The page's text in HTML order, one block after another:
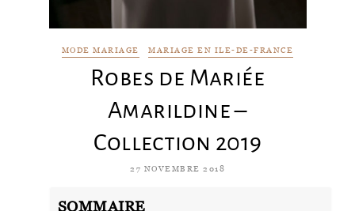
MODE MARIAGE MARIAGE EN ILE-DE-FRANCE
Robes de Mariée
Amarildine –
Collection 2019
27 NOVEMBRE 2018
SOMMAIRE